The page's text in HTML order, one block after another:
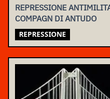
REPRESSIONE
COMPAGN DI ANTUDO
REPRESSIONE